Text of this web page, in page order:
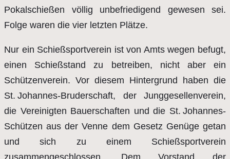
Pokalschießen völlig unbefriedigend gewesen sei.
Folge waren die vier letzten Plätze.
Nur ein Schießsportverein ist von Amts wegen befugt,
einen Schießstand zu betreiben, nicht aber ein
Schützenverein. Vor diesem Hintergrund haben die
St. Johannes-Bruderschaft, der Junggesellenverein,
die Vereinigten Bauerschaften und die St. Johannes-
Schützen aus der Venne dem Gesetz Genüge getan
und sich zu einem Schießsportverein
zusammengeschlossen. Dem Vorstand der